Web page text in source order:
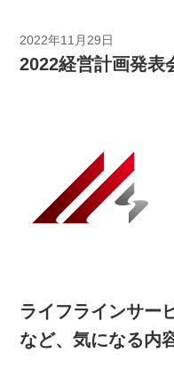
2022年11月29日
2022経営計画発表
ライフラインサー
など、気になる内